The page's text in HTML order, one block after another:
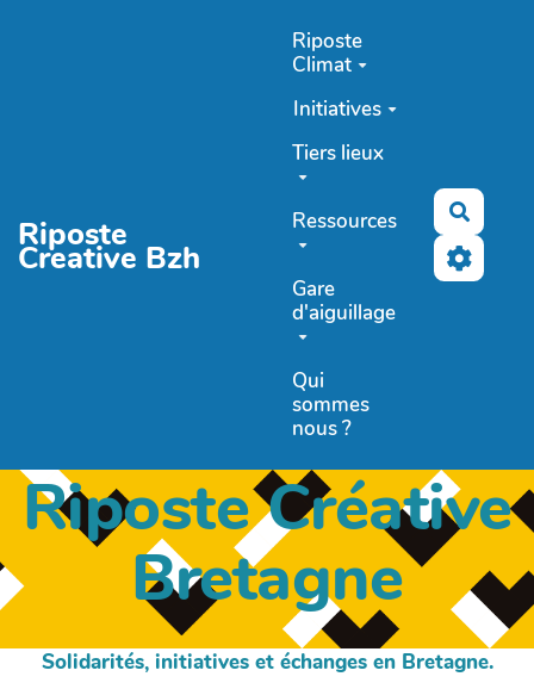
Riposte
Creative Bzh
Riposte
Climat
Initiatives
Tiers lieux
Ressources
Gare
d'aiguillage
Qui
sommes
nous ?
Riposte Créative
Bretagne
Solidarités, initiatives et échanges en Bretagne.